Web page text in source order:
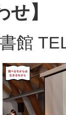
せ】
館